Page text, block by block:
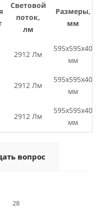
Световой
поток,
лм
Размеры,
мм
2912 Лм
595х595х40
мм
2912 Лм
595х595х40
мм
2912 Лм
595х595х40
мм
вопрос
28